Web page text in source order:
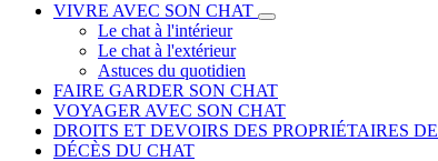
VIVRE AVEC SON CHAT
Le chat à l'intérieur
Le chat à l'extérieur
Astuces du quotidien
FAIRE GARDER SON CHAT
VOYAGER AVEC SON CHAT
DROITS ET DEVOIRS DES PROPRIÉTAIRES
DÉCÈS DU CHAT